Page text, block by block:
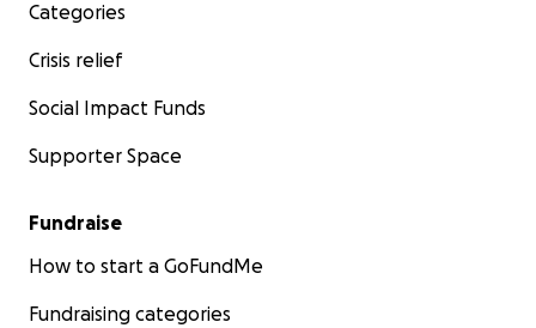
Categories
Crisis relief
Social Impact Funds
Supporter Space
Fundraise
How to start a GoFundMe
Fundraising categories